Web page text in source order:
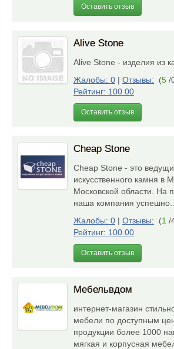
Оставить отзыв
Alive Stone
Alive Stone - изделия из
Жалобы: 0 | Отзывы: (5 /
Рейтинг: 100.00
Оставить отзыв
Cheap Stone
Cheap Stone - это
искусственного камня в
Московской области. На
наша компания
Жалобы: 0 | Отзывы: (1 /
Рейтинг: 100.00
Оставить отзыв
Мебельвдом
интернет-магазин
мебели по доступным
продукции более 1000
мягкая и корпусная